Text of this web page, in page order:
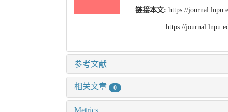
链接本文: https://
https://
参考文献
相关文章 0
Metrics